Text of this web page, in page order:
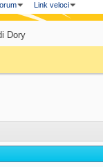
Link veloci
Dory